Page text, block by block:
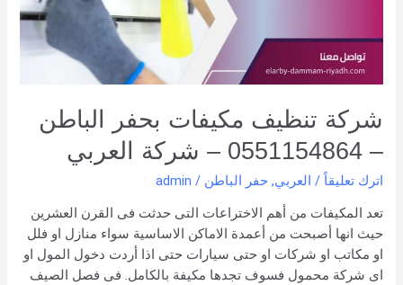
شركة تنظيف مكيفات بحفر الباطن
– 0551154864 – شركة العربي
اترك تعليقاً / العربي, حفر الباطن /
admin
تعد المكيفات من أهم الاختراعات التى حدثت فى القرن العشرين
حيث انها أصبحت من أعمدة الاماكن الاساسية سواء منازل او فلل
او مكاتب او شركات او حتى سيارات حتى اذا أردت دخول المول او
اى شركة محمول فسوف تجدها مكيفة بالكامل. فى فصل الصيف